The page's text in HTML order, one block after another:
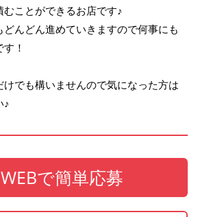
ことができるお店です♪
んどん進めていきますので何事にも
！
けでも構いませんので気になった方は
♪
で簡単応募